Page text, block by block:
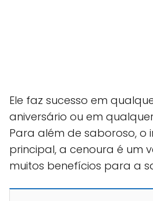
Ele faz sucesso em
aniversário ou em
Para além de saboroso, o
principal, a cenoura é um
muitos benefícios para a